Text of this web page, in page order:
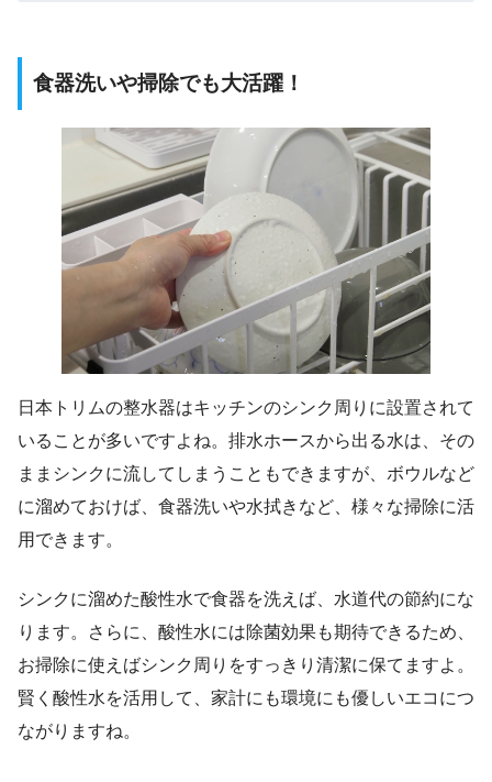
食器洗いや掃除でも大活躍！
日本トリムの整水器はキッチンのシンク周りに設置されて
いることが多いですよね。排水ホースから出る水は、その
ままシンクに流してしまうこともできますが、ボウルなど
に溜めておけば、食器洗いや水拭きなど、様々な掃除に活
用できます。
シンクに溜めた酸性水で食器を洗えば、水道代の節約にな
ります。さらに、酸性水には除菌効果も期待できるため、
お掃除に使えばシンク周りをすっきり清潔に保てますよ。
賢く酸性水を活用して、家計にも環境にも優しいエコにつ
ながりますね。